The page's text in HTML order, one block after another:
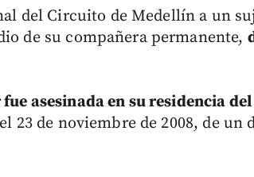
del Circuito de Medellín a un
de su compañera permanente,
asesinada en su residencia
23 de noviembre de 2008, de un